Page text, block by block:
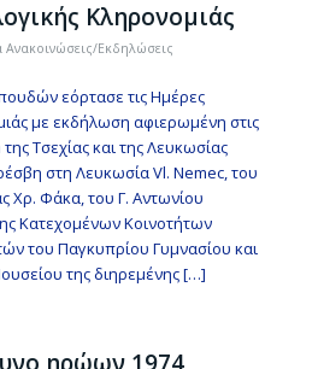
Κληρονομιάς
Ανακοινώσεις/Εκδηλώσεις
εόρτασε τις Ημέρες
με εκδήλωση αφιερωμένη στις
Τσεχίας και της Λευκωσίας
στη Λευκωσία Vl. Nemec, του
Χρ. Φάκα, του Γ. Αντωνίου
Κατεχομένων Κοινοτήτων
του Παγκυπρίου Γυμνασίου και
της διηρεμένης […]